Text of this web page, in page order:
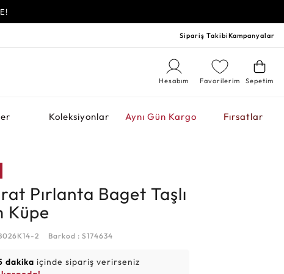
Sipariş TakibiKampanyalar
Sepetim
Favorilerim
Hesabım
Koleksiyonlar Aynı Gün Kargo Fırsatlar
Pırlanta Baget Taşlı
Küpe
2 Barkod : S174634
dakika içinde sipariş verirseniz